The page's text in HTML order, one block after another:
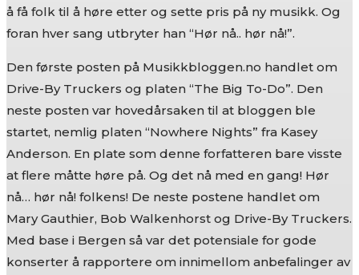
å få folk til å høre etter og sette pris på ny musikk. Og
foran hver sang utbryter han “Hør nå.. hør nå!”.
Den første posten på Musikkbloggen.no handlet om
Drive-By Truckers og platen “The Big To-Do”. Den
neste posten var hovedårsaken til at bloggen ble
startet, nemlig platen “Nowhere Nights” fra Kasey
Anderson. En plate som denne forfatteren bare visste
at flere måtte høre på. Og det nå med en gang! Hør
nå… hør nå! folkens! De neste postene handlet om
Mary Gauthier, Bob Walkenhorst og Drive-By Truckers.
Med base i Bergen så var det potensiale for gode
konserter å rapportere om innimellom anbefalinger av